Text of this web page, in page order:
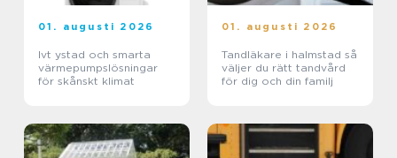
01. augusti 2026
Ivt ystad och smarta
värmepumpslösningar
för skånskt klimat
01. augusti 2026
Tandläkare i halmstad så
väljer du rätt tandvård
för dig och din familj